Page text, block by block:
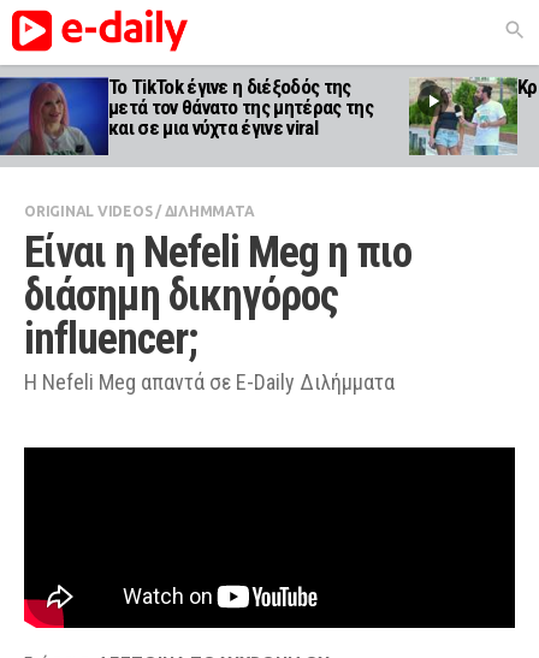
Το TikTok έγινε η διέξοδός της
μετά τον θάνατο της μητέρας της
και σε μια νύχτα έγινε viral
ORIGINAL VIDEOS/ΔΙΛΗΜΜΑΤΑ
Είναι η Nefeli Meg η πιο
διάσημη δικηγόρος
influencer;
Η Nefeli Meg απαντά σε E-Daily Διλήμματα